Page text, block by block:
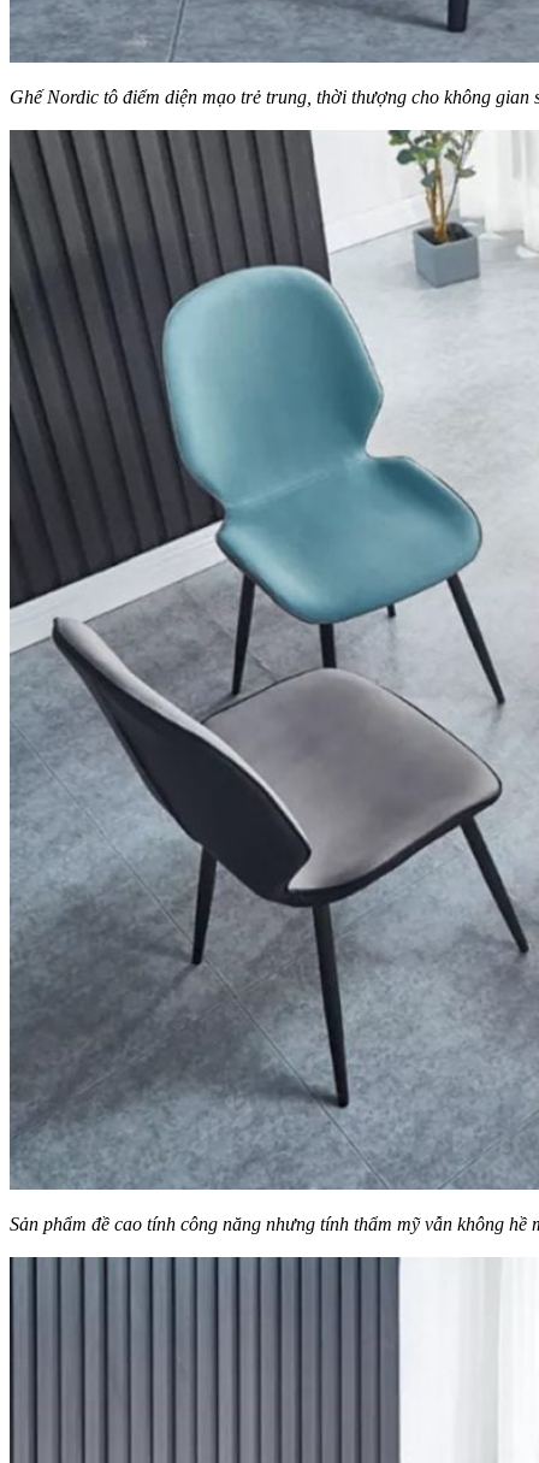
Ghế Nordic tô điểm diện mạo trẻ trung, thời thượng cho không gian
Sản phẩm đề cao tính công năng nhưng tính thẩm mỹ vẫn không hề